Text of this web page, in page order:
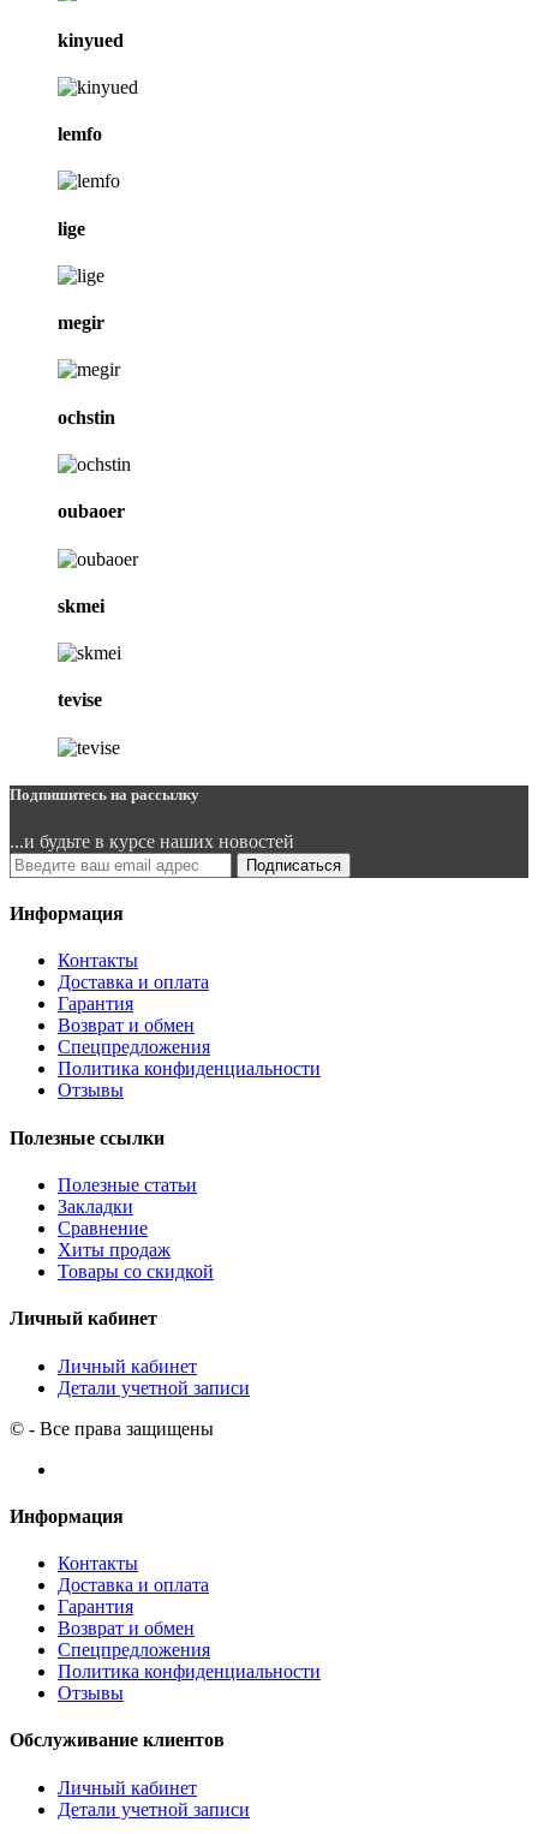
kinyued
lemfo
lige
megir
ochstin
oubaoer
skmei
tevise
Подпишитесь на рассылку
...и будьте в курсе наших новостей
Подписаться
Информация
Контакты
Доставка и оплата
Гарантия
Возврат и обмен
Спецпредложения
Политика конфиденциальности
Отзывы
Полезные ссылки
Полезные статьи
Закладки
Сравнение
Хиты продаж
Товары со скидкой
Личный кабинет
Личный кабинет
Детали учетной записи
© - Все права защищены
Информация
Контакты
Доставка и оплата
Гарантия
Возврат и обмен
Спецпредложения
Политика конфиденциальности
Отзывы
Обслуживание клиентов
Личный кабинет
Детали учетной записи